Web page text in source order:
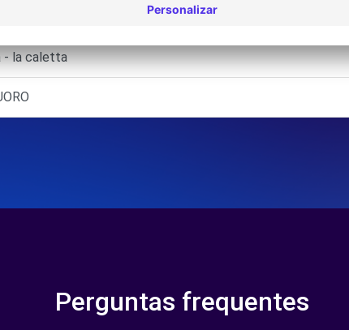
- la caletta
Perguntas frequentes